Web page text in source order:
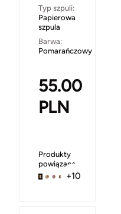
Typ szpuli:
Papierowa
szpula
Barwa:
Pomarańczowy
55.00
PLN
Produkty
powiązane
+10